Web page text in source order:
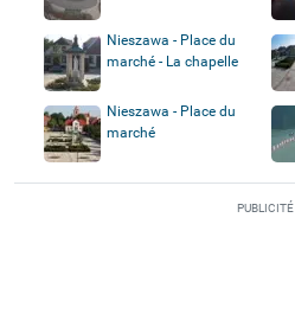
Nieszawa - Place du
marché - La chapelle
Nieszawa - Place du
marché
PUBLICITÉ